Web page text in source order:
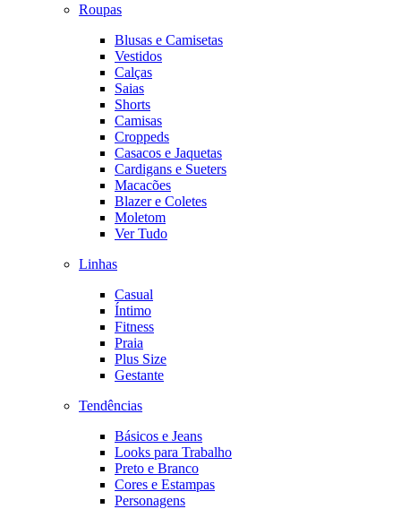
Roupas
Blusas e Camisetas
Vestidos
Calças
Saias
Shorts
Camisas
Croppeds
Casacos e Jaquetas
Cardigans e Sueters
Macacões
Blazer e Coletes
Moletom
Ver Tudo
Linhas
Casual
Íntimo
Fitness
Praia
Plus Size
Gestante
Tendências
Básicos e Jeans
Looks para Trabalho
Preto e Branco
Cores e Estampas
Personagens